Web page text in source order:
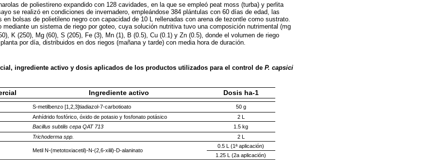
de poliestireno expandido con 128 cavidades, en la que se empleó peat moss (turba) y perlita
se realizó en condiciones de invernadero, empleándose 384 plántulas con 60 días de edad, las
en bolsas de polietileno negro con capacidad de 10 L rellenadas con arena de tezontle como sustrato.
mediante un sistema de riego por goteo, cuya solución nutritiva tuvo una composición nutrimental (mg
K (250), Mg (60), S (205), Fe (3), Mn (1), B (0.5), Cu (0.1) y Zn (0.5), donde el volumen de riego
por día, distribuidos en dos riegos (mañana y tarde) con media hora de duración.
ingrediente activo y dosis aplicados de los productos utilizados para el control de P. capsici
Ingrediente activo Dosis ha-1
S-metilbenzo [1,2,3]tiadiazol-7-carbotioato
50 g
Anhídrido fosfórico, óxido de potasio y fosfonato potásico
2 L
Bacillus subtilis cepa QAT 713
1.5 kg
Trichoderma spp. 2 L
Metil N-(metotoxiacetil)-N-(2,6-xilil)-D-alaninato
0.5 L (1ª aplicación)
1.25 L (2a aplicación)